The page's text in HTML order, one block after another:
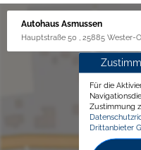
Autohaus Asmussen
Hauptstraße 50 , 25885 Wester-
Für die
Zustimmung
Drittanbieter